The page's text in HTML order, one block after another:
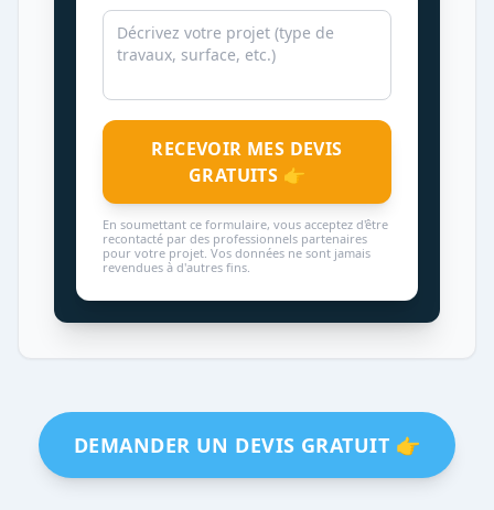
RECEVOIR MES DEVIS
GRATUITS 👉
En soumettant ce formulaire, vous acceptez d'être
recontacté par des professionnels partenaires
pour votre projet. Vos données ne sont jamais
revendues à d'autres fins.
DEMANDER UN DEVIS GRATUIT 👉